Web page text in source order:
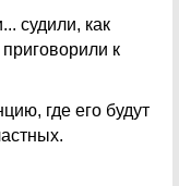
судили, как
приговорили к
где его будут